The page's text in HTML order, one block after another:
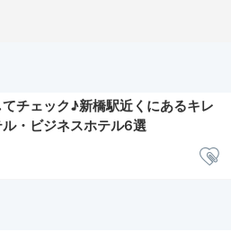
チェック♪新橋駅近くにあるキレ
・ビジネスホテル6選